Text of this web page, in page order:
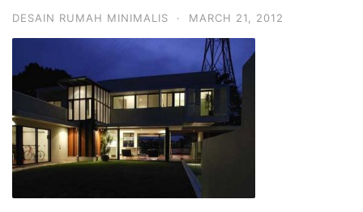
DESAIN RUMAH MINIMALIS · MARCH 21, 2012